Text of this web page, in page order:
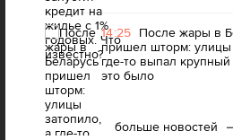
14:25 После жары в
пришел шторм: улицы
где-то выпал крупный
это было
больше новостей